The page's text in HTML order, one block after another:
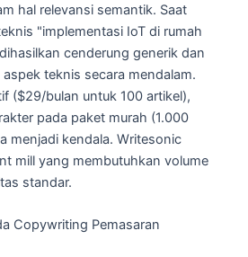
hal relevansi semantik. Saat
"implementasi IoT di rumah
cenderung generik dan
teknis secara mendalam.
($29/bulan untuk 100 artikel),
pada paket murah (1.000
menjadi kendala. Writesonic
mill yang membutuhkan volume
standar.
Copywriting Pemasaran